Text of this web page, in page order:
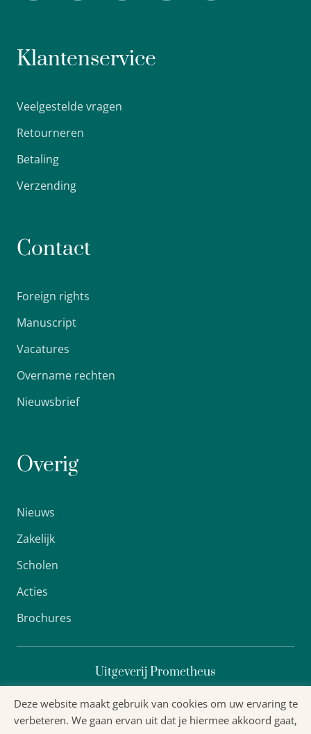
Klantenservice
Veelgestelde vragen
Retourneren
Betaling
Verzending
Contact
Foreign rights
Manuscript
Vacatures
Overname rechten
Nieuwsbrief
Overig
Nieuws
Zakelijk
Scholen
Acties
Brochures
Uitgeverij Prometheus
Algemene voorwaarden
Deze website maakt gebruik van cookies om uw ervaring te
verbeteren. We gaan ervan uit dat je hiermee akkoord gaat,